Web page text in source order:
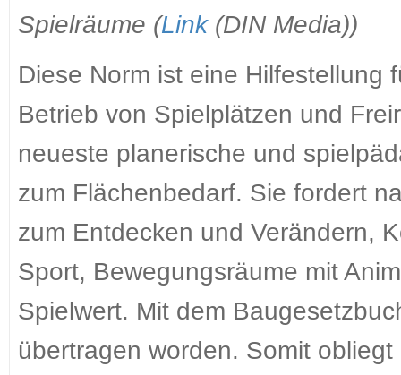
Spielräume (Link(DIN Media))
Diese Norm ist eine Hilfestellung
Betrieb von Spielplätzen und
neueste planerische und
zum Flächenbedarf. Sie fordert
zum Entdecken und Verändern,
Sport, Bewegungsräume mit
Spielwert. Mit dem
übertragen worden. Somit